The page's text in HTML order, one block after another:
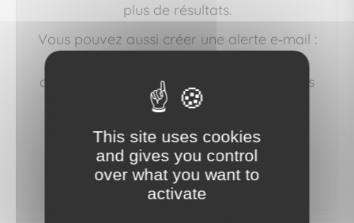
plus de résultats.
Vous pouvez aussi créer une alerte e‑mail :
nous vous préviendrons dès qu'un bien
correspondant à votre recherche sera mis
en ligne.
créer une alerte
This site uses cookies
and gives you control
over what you want to
activate